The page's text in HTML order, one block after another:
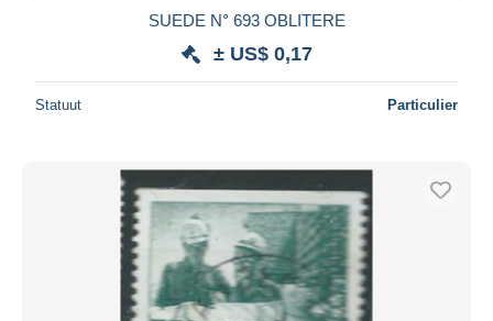
SUEDE N° 693 OBLITERE
± US$ 0,17
Statuut Particulier